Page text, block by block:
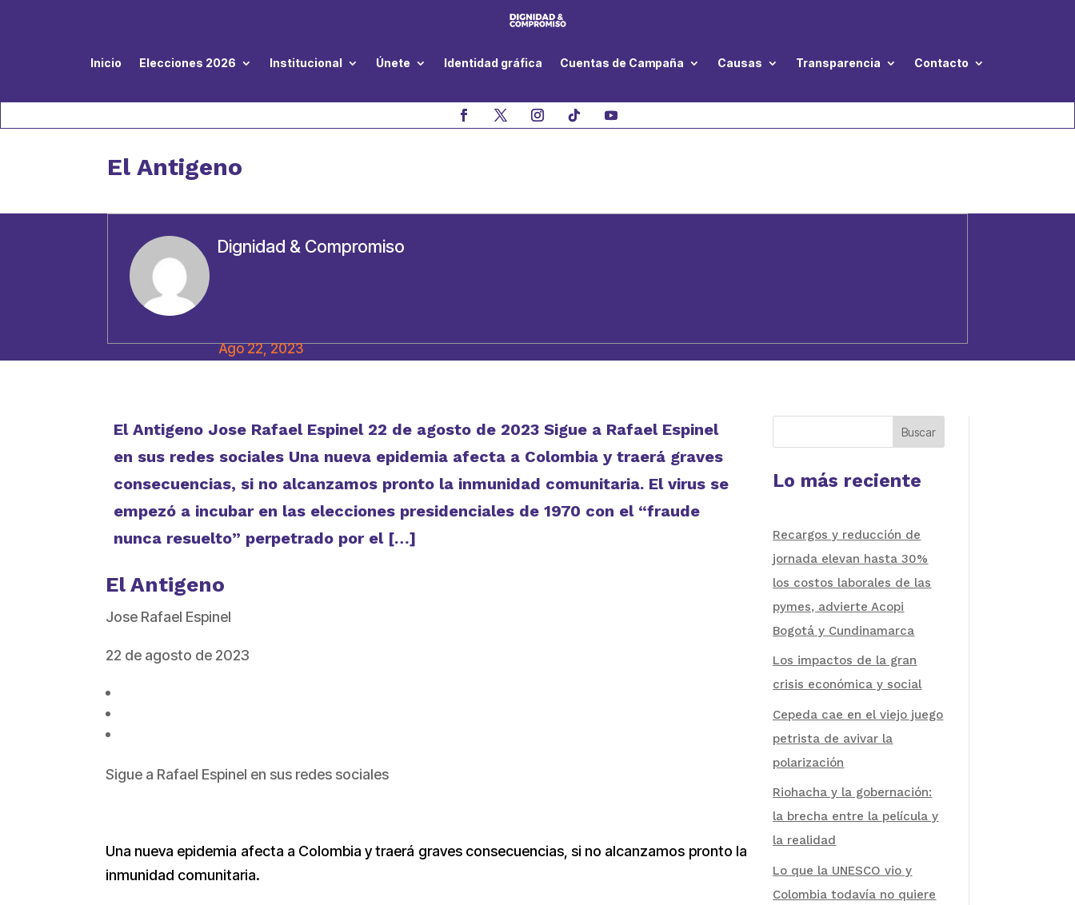
Inicio Elecciones 2026 Institucional Únete Identidad gráfica Cuentas de Campaña Causas Transparencia Contacto
El Antigeno
Dignidad & Compromiso
Ago 22, 2023
El Antigeno Jose Rafael Espinel 22 de agosto de 2023 Sigue a Rafael Espinel
en sus redes sociales Una nueva epidemia afecta a Colombia y traerá graves
consecuencias, si no alcanzamos pronto la inmunidad comunitaria. El virus se
empezó a incubar en las elecciones presidenciales de 1970 con el “fraude
nunca resuelto” perpetrado por el […]
El Antigeno
Jose Rafael Espinel
22 de agosto de 2023
Sigue a Rafael Espinel en sus redes sociales
Una nueva epidemia afecta a Colombia y traerá graves consecuencias, si no alcanzamos pronto la
inmunidad comunitaria.
Buscar
Lo más reciente
Recargos y reducción de
jornada elevan hasta 30%
los costos laborales de las
pymes, advierte Acopi
Bogotá y Cundinamarca
Los impactos de la gran
crisis económica y social
Cepeda cae en el viejo juego
petrista de avivar la
polarización
Riohacha y la gobernación:
la brecha entre la película y
la realidad
Lo que la UNESCO vio y
Colombia todavía no quiere